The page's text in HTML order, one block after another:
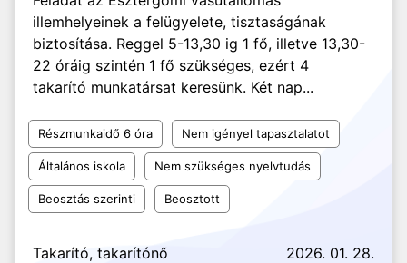
illemhelyeinek a felügyelete, tisztaságának
biztosítása. Reggel 5-13,30 ig 1 fő, illetve 13,30-
22 óráig szintén 1 fő szükséges, ezért 4
takarító munkatársat keresünk. Két nap...
Részmunkaidő 6 óra Nem igényel tapasztalatot
Általános iskola Nem szükséges nyelvtudás
Beosztás szerinti Beosztott
Takarító, takarítónő 2026. 01. 28.